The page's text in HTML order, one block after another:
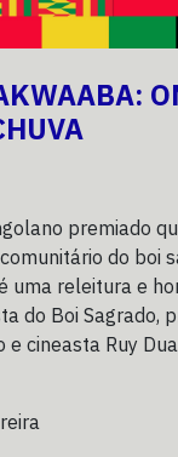
premiado
do boi
uma releitura e
do Boi Sagrado,
cineasta Ruy